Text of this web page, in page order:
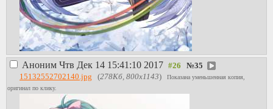
Аноним Чтв Дек 14 15:41:10 2017 №35
15132552702140.jpg (278Кб, 800x1143)
Показана уменьшенная копия,
оригинал по клику.